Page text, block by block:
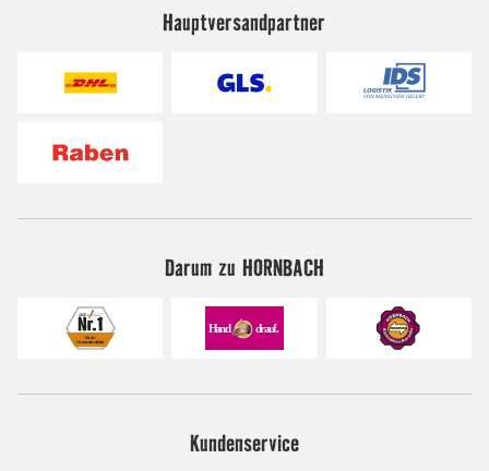
Hauptversandpartner
Darum zu HORNBACH
Kundenservice